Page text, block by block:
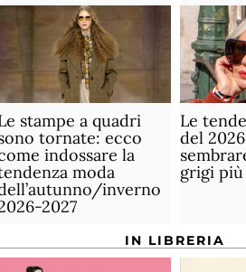
stampe a quadri
tornate: ecco
indossare la
moda
inverno
2027
Le
del
grigi
IN LIBRERIA